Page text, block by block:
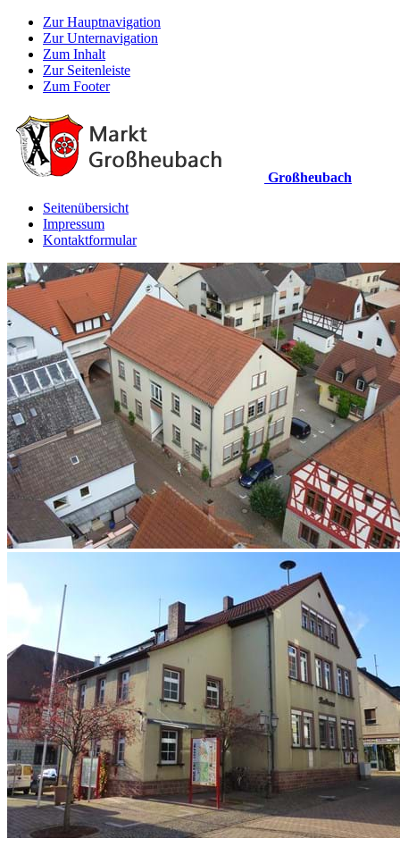
Zur Hauptnavigation
Zur Unternavigation
Zum Inhalt
Zur Seitenleiste
Zum Footer
Großheubach
Seitenübersicht
Impressum
Kontaktformular